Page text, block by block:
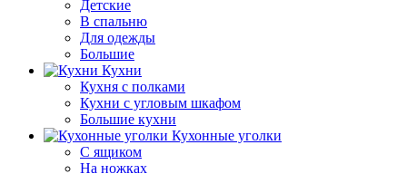
Детские
В спальню
Для одежды
Большие
Кухни
Кухня с полками
Кухни с угловым шкафом
Большие кухни
Кухонные уголки
С ящиком
На ножках